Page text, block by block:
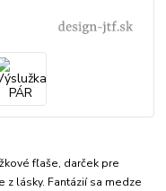
fľaše, darček pre
lásky. Fantázií sa medze